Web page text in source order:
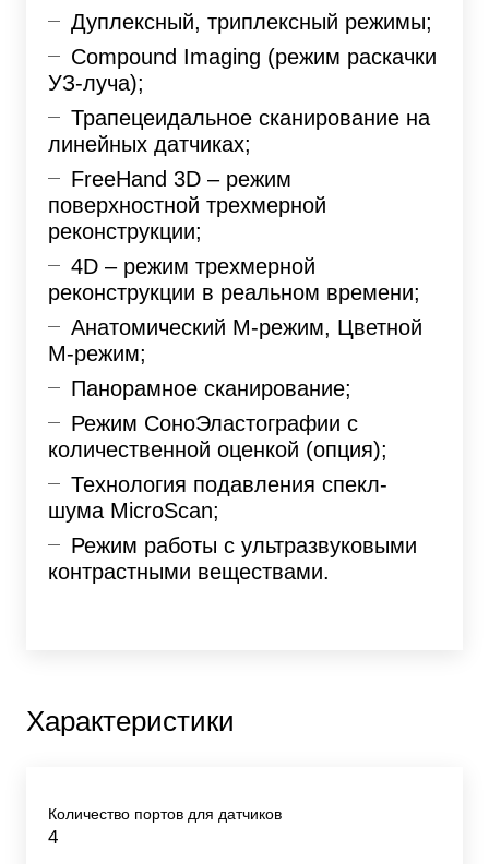
Дуплексный, триплексный режимы;
Compound Imaging (режим раскачки
УЗ-луча);
Трапецеидальное сканирование на
линейных датчиках;
FreeHand 3D – режим
поверхностной трехмерной
реконструкции;
4D – режим трехмерной
реконструкции в реальном времени;
Анатомический М-режим, Цветной
М-режим;
Панорамное сканирование;
Режим СоноЭластографии с
количественной оценкой (опция);
Технология подавления спекл-
шума MicroScan;
Режим работы с ультразвуковыми
контрастными веществами.
Характеристики
Количество портов для датчиков
4